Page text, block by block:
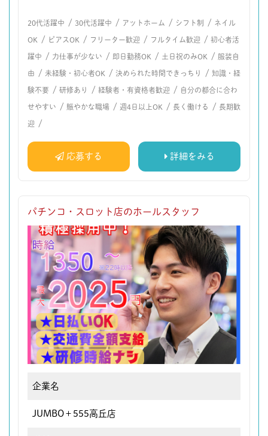
20代活躍中 / 30代活躍中 / アットホーム / シフト制 / ネイル
OK / ピアスOK / フリーター歓迎 / フルタイム歓迎 / 初心者活
躍中 / 力仕事が少ない / 即日勤務OK / 土日祝のみOK / 服装自
由 / 未経験・初心者OK / 決められた時間できっちり / 知識・経
験不要 / 研修あり / 経験者・有資格者歓迎 / 自分の都合に合わ
せやすい / 賑やかな職場 / 週4日以上OK / 長く働ける / 長期歓
迎 /
応募する 詳細をみる
パチンコ・スロット店のホールスタッフ
企業名
JUMBO＋555高丘店